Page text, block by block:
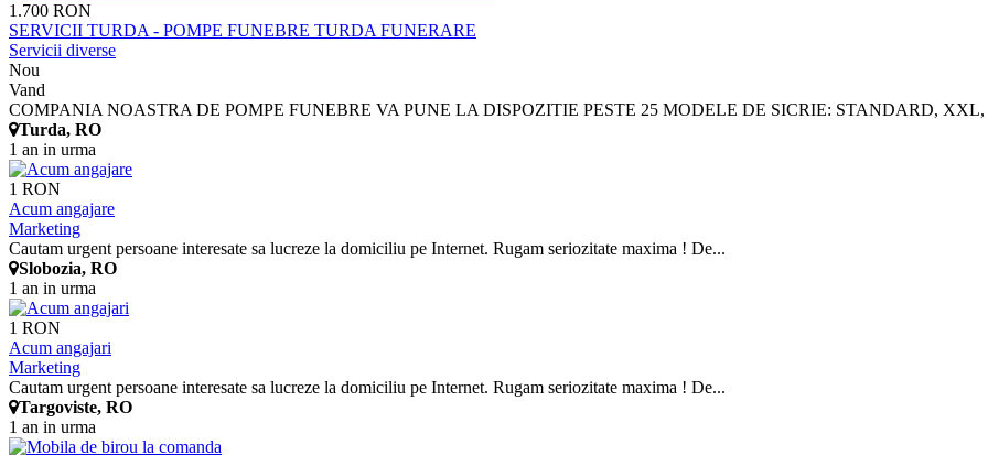
1.700 RON
SERVICII TURDA - POMPE FUNEBRE TURDA FUNERARE
Servicii diverse
Nou
Vand
COMPANIA NOASTRA DE POMPE FUNEBRE VA PUNE LA DISPOZITIE PESTE 25 MODELE DE SICRIE: STANDARD,
Turda, RO
1 an in urma
1 RON
Acum angajare
Marketing
Cautam urgent persoane interesate sa lucreze la domiciliu pe Internet. Rugam seriozitate maxima ! De...
Slobozia, RO
1 an in urma
1 RON
Acum angajari
Marketing
Cautam urgent persoane interesate sa lucreze la domiciliu pe Internet. Rugam seriozitate maxima ! De...
Targoviste, RO
1 an in urma